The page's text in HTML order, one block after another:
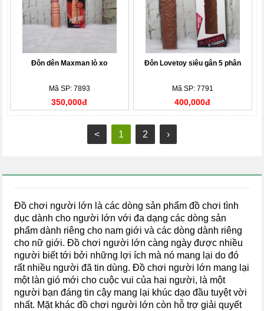
Đôn dên Maxman lò xo
Mã SP: 7893
350,000đ
Đôn Lovetoy siêu gân 5 phân
Mã SP: 7791
400,000đ
< 1 2 ›
Đồ chơi người lớn là các dòng sản phẩm đồ chơi tình
dục dành cho người lớn với đa dạng các dòng sản
phẩm dành riêng cho nam giới và các dòng dành riêng
cho nữ giới. Đồ chơi người lớn càng ngày được nhiều
người biết tới bởi những lợi ích mà nó mang lại do đó
rất nhiều người đã tin dùng. Đồ chơi người lớn mang lại
một làn gió mới cho cuộc vui của hai người, là một
người bạn đáng tin cậy mang lại khúc dạo đầu tuyệt vời
nhất. Mặt khác đồ chơi người lớn còn hỗ trợ giải quyết